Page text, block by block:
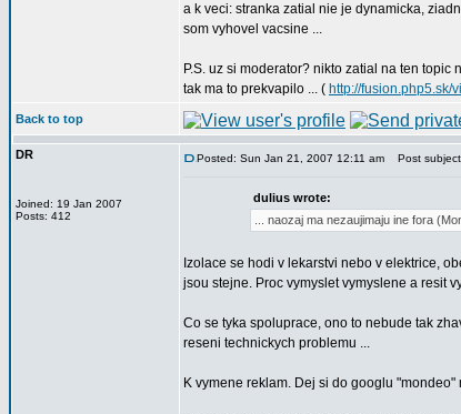
a k veci: stranka zatial nie je dynamicka,
som vyhovel vacsine ...
P.S. uz si moderator? nikto zatial na ten topic
tak ma to prekvapilo ... ( http://fusion.php5.sk/
Back to top
DR
Joined: 19 Jan 2007
Posts: 412
Posted: Sun Jan 21, 2007 12:11 am Post
dulius wrote:
... naozaj ma nezaujimaju ine fora
Izolace se hodi v lekarstvi nebo v elektrice,
jsou stejne. Proc vymyslet vymyslene a resit
Co se tyka spoluprace, ono to nebude tak
reseni technickych problemu ...
K vymene reklam. Dej si do googlu